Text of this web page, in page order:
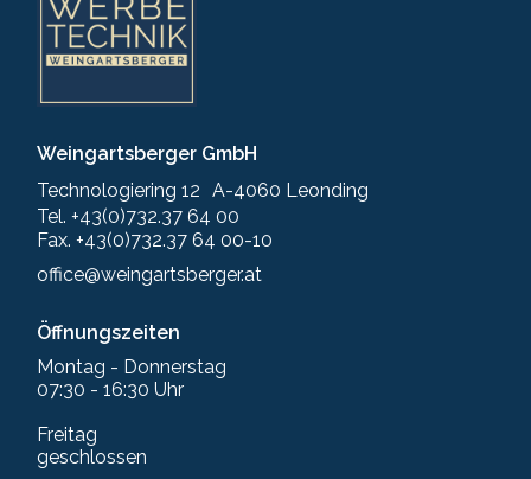
Weingartsberger GmbH
Technologiering 12 A-4060 Leonding
Tel. +43(0)732.37 64 00
Fax. +43(0)732.37 64 00-10
office@weingartsberger.at
Öffnungszeiten
Montag - Donnerstag
07:30 - 16:30 Uhr
Freitag
geschlossen